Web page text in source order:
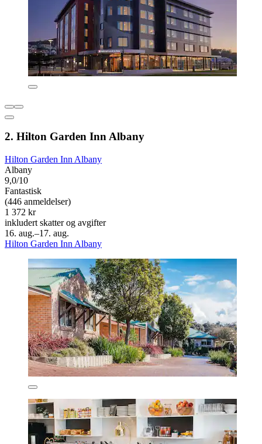
2. Hilton Garden Inn Albany
Hilton Garden Inn Albany
Albany
9,0/10
Fantastisk
(446 anmeldelser)
1 372 kr
inkludert skatter og avgifter
16. aug.–17. aug.
Hilton Garden Inn Albany